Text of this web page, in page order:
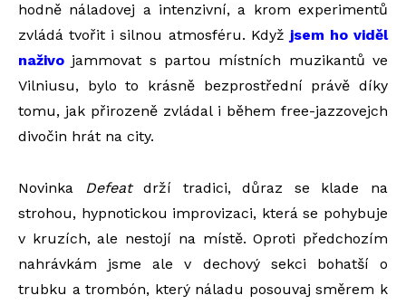
hodně náladovej a intenzivní, a krom experimentů
zvládá tvořit i silnou atmosféru. Když jsem ho viděl
naživo jammovat s partou místních muzikantů ve
Vilniusu, bylo to krásně bezprostřední právě díky
tomu, jak přirozeně zvládal i během free-jazzovejch
divočin hrát na city.
Novinka Defeatdrží tradici, důraz se klade na
strohou, hypnotickou improvizaci, která se pohybuje
v kruzích, ale nestojí na místě. Oproti předchozím
nahrávkám jsme ale v dechový sekci bohatší o
trubku a trombón, který náladu posouvaj směrem k